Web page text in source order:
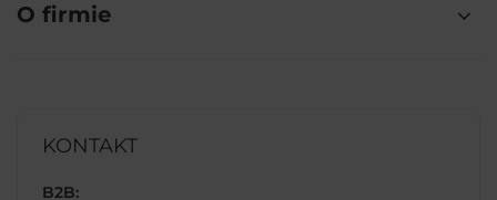
O firmie
KONTAKT
B2B: